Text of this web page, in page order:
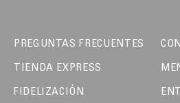
PREGUNTAS FRECUENTES
TIENDA EXPRESS
FIDELIZACIÓN